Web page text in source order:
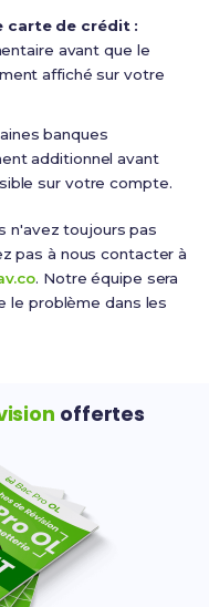
carte de crédit :
avant que le
affiché sur votre
banques
additionnel avant
sur votre compte.
n'avez toujours pas
pas à nous contacter à
. Notre équipe sera
le problème dans les
offertes